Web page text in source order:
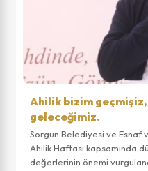
Ahilik bizim geçmişiz,
geleceğimiz.
Sorgun Belediyesi ve Esnaf
Ahilik Haftası kapsamında
değerlerinin önemi